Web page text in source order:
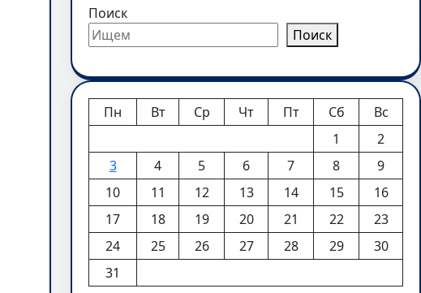
Поиск
Поиск
Пн Вт Ср Чт Пт Сб
Вс
1
2
3
4 5 6 7 8
9
10
11 12 13 14 15
16
17
18 19 20 21 22
23
24
25 26 27 28 29
30
31